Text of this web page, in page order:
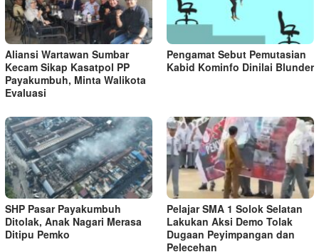
Aliansi Wartawan Sumbar
Kecam Sikap Kasatpol PP
Payakumbuh, Minta Walikota
Evaluasi
Pengamat Sebut Pemutasian
Kabid Kominfo Dinilai Blunder
SHP Pasar Payakumbuh
Ditolak, Anak Nagari Merasa
Ditipu Pemko
Pelajar SMA 1 Solok Selatan
Lakukan Aksi Demo Tolak
Dugaan Peyimpangan dan
Pelecehan